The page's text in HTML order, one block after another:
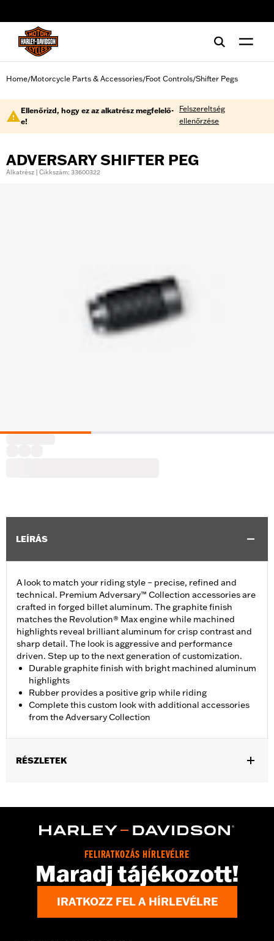
Home/Motorcycle Parts & Accessories/Foot Controls/Shifter Pegs
Ellenőrizd, hogy ez az alkatrész megfelelő-
e!
Felszereltség
ellenőrzése
ADVERSARY SHIFTER PEG
Alkatrész | Cikkszám: 33600322
LEÍRÁS
A look to match your riding style – precise, refined and
technical. Premium Adversary™ Collection accessories are
crafted in forged billet aluminum. The graphite finish
matches the Revolution® Max engine while machined
highlights reveal brilliant aluminum for crisp contrast and
sharp detail. The look is aggressive and performance
driven. Step up to the next generation of customization.
Durable graphite finish with bright machined aluminum
highlights
Rubber provides a positive grip while riding
Complete this custom look with additional accessories
from the Adversary Collection
RÉSZLETEK
Sold In Units:Each
Shifter peg and installation instructions
2 year limited warranty – Go towww.h-
d.com/warranty for full details
FELIRATKOZÁS HÍRLEVÉLRE
Maradj tájékozott!
IRATKOZZ FEL A HÍRLEVÉLRE